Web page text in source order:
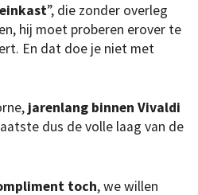
”, die zonder overleg
hij moet proberen erover te
En dat doe je niet met
jarenlang binnen Vivaldi
dus de volle laag van de
toch, we willen